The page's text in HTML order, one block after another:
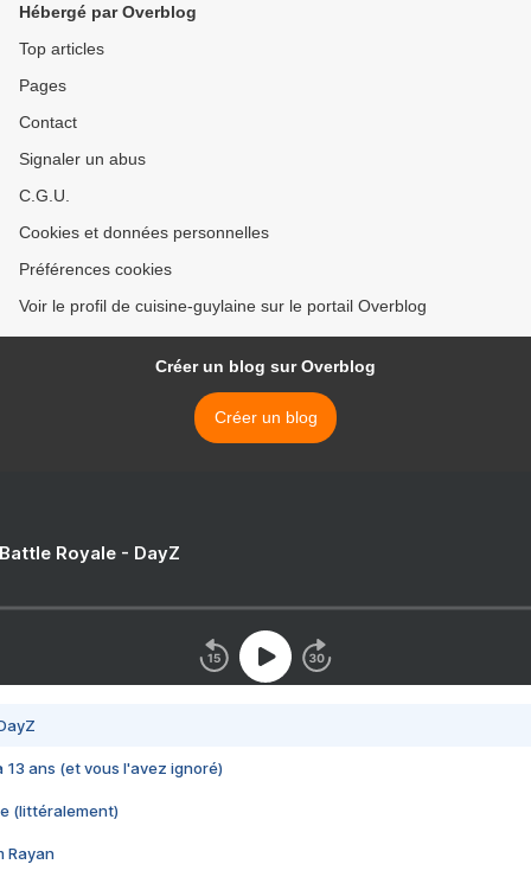
Hébergé par Overblog
Top articles
Pages
Contact
Signaler un abus
C.G.U.
Cookies et données personnelles
Préférences cookies
Voir le profil de cuisine-guylaine sur le portail Overblog
Créer un blog sur Overblog
Créer un blog
Royale - DayZ
13 ans (et vous l'avez ignoré)
(littéralement)
Rayan